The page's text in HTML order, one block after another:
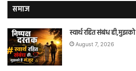
समाज
स्वार्थ रहित संबंध
August 7, 2026